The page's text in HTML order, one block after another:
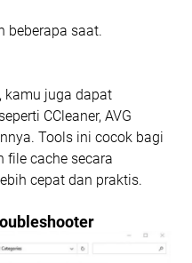
beberapa saat.
kamu juga dapat
CCleaner, AVG
Tools ini cocok bagi
file cache secara
cepat dan praktis.